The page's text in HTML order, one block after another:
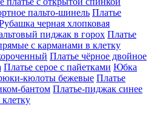
пальто-шинель Платье
черная хлопковая
пиджак в горох Платье
с карманами в клетку
Платье чёрное двойное
Платье серое с пайетками Юбка
кюлоты бежевые Платье
бантом Платье-пиджак синее